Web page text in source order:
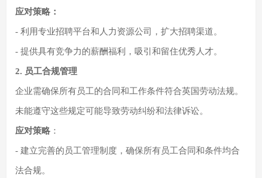
应对策略：
- 利用专业招聘平台和人力资源公司，扩大招聘渠道。
- 提供具有竞争力的薪酬福利，吸引和留住优秀人才。
2. 员工合规管理
企业需确保所有员工的合同和工作条件符合英国劳动法规。
未能遵守这些规定可能导致劳动纠纷和法律诉讼。
应对策略 ：
- 建立完善的员工管理制度，确保所有员工合同和条件均合
法合规。